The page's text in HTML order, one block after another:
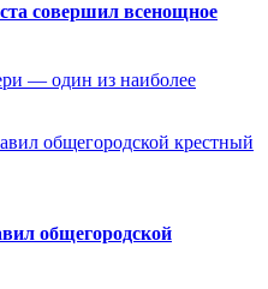
совершил всенощное
— один из наиболее
общегородской